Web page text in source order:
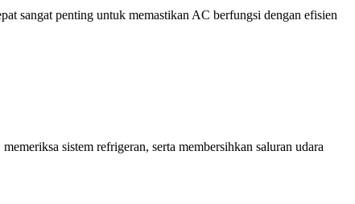
sangat penting untuk memastikan AC berfungsi dengan efisien
sistem refrigeran, serta membersihkan saluran udara